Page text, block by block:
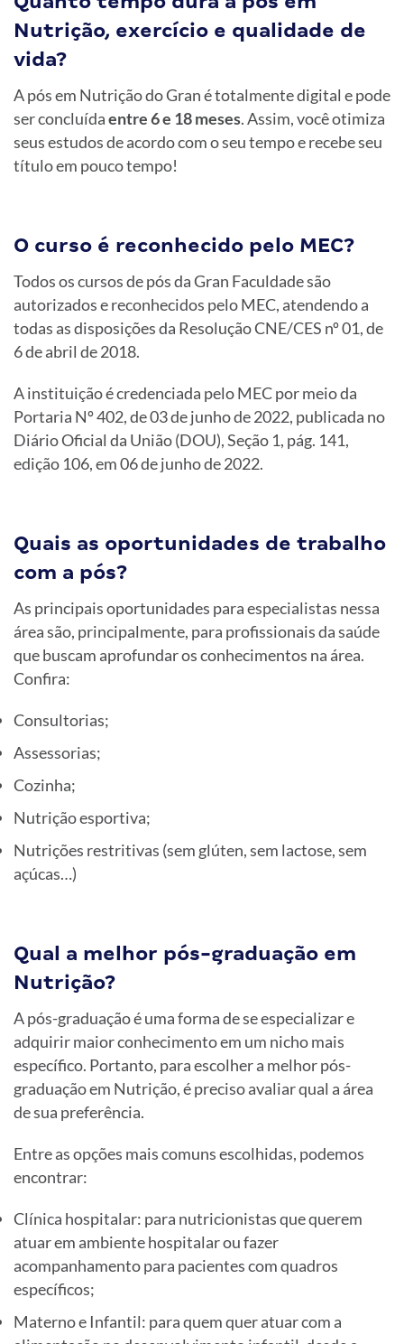
Nutrição, exercício e qualidade de
vida?
A pós em Nutrição do Gran é totalmente digital e pode
ser concluídaentre 6 e 18 meses. Assim, você otimiza
seus estudos de acordo com o seu tempo e recebe seu
título em pouco tempo!
O curso é reconhecido pelo MEC?
Todos os cursos de pós da Gran Faculdade são
autorizados e reconhecidos pelo MEC, atendendo a
todas as disposições da Resolução CNE/CES nº 01, de
6 de abril de 2018.
A instituição é credenciada pelo MEC por meio da
Portaria Nº 402, de 03 de junho de 2022, publicada no
Diário Oficial da União (DOU), Seção 1, pág. 141,
edição 106, em 06 de junho de 2022.
Quais as oportunidades de trabalho
com a pós?
As principais oportunidades para especialistas nessa
área são, principalmente, para profissionais da saúde
que buscam aprofundar os conhecimentos na área.
Confira:
Consultorias;
Assessorias;
Cozinha;
Nutrição esportiva;
Nutrições restritivas (sem glúten, sem lactose, sem
açúcas…)
Qual a melhor pós-graduação em
Nutrição?
A pós-graduação é uma forma de se especializar e
adquirir maior conhecimento em um nicho mais
específico. Portanto, para escolher a melhor pós-
graduação em Nutrição, é preciso avaliar qual a área
de sua preferência.
Entre as opções mais comuns escolhidas, podemos
encontrar:
Clínica hospitalar: para nutricionistas que querem
atuar em ambiente hospitalar ou fazer
acompanhamento para pacientes com quadros
específicos;
Materno e Infantil: para quem quer atuar com a